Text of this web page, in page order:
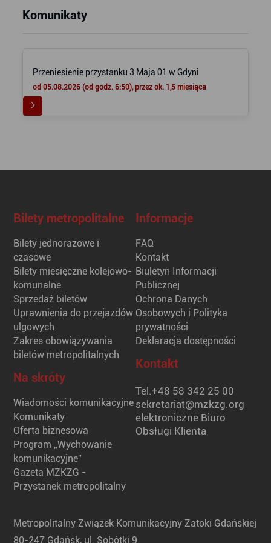
Komunikaty
Przeniesienie przystanku 3 Maja 01 w Gdyni
od 05.08.2026 (od godz. 6:50), przez ok. 1,5 miesiąca
Bilety metropolitalne
Bilety jednorazowe i
czasowe
Bilety miesięczne kolejowo-
komunalne
Sprzedaż biletów
Uprawnienia do przejazdów
ulgowych
Zakres obowiązywania
biletów metropolitalnych
Na skróty
Wiadomości komunikacyjne
Komunikaty
Oferta biznesowa
Program „Wychowanie
komunikacyjne”
Gazeta MZKZG -
Przystanek metropolitalny
Informacje
FAQ
Kontakt
Biuletyn Informacji
Publicznej
Ochrona Danych
Osobowych i Polityka
prywatności
Deklaracja dostępności
Kontakt
Tel.+48 58 342 25 00
sekretariat@mzkzg.org
elektroniczne Biuro
Obsługi Klienta
Metropolitalny Związek Komunikacyjny Zatoki Gdańskiej
80-247 Gdańsk, ul. Sobótki 9